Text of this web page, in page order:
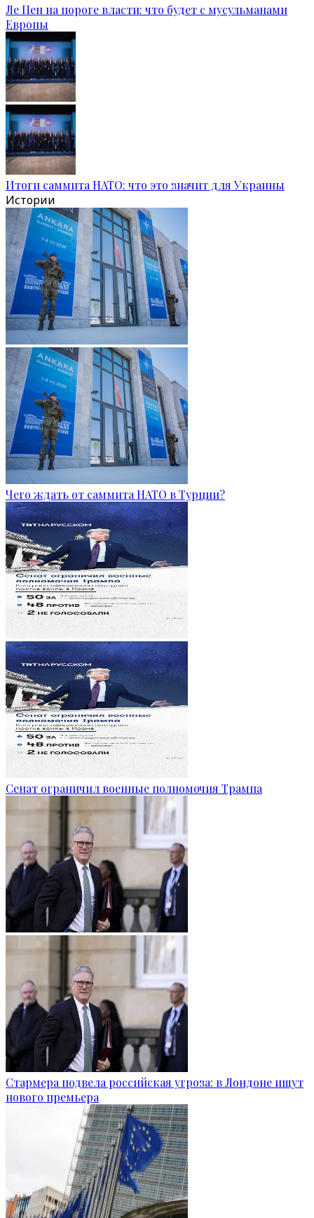
Ле Пен на пороге власти: что будет с мусульманами
Европы
Итоги саммита НАТО: что это значит для Украины
Истории
Чего ждать от саммита НАТО в Турции?
Сенат ограничил военные полномочия Трампа
Стармера подвела российская угроза: в Лондоне ищут
нового премьера